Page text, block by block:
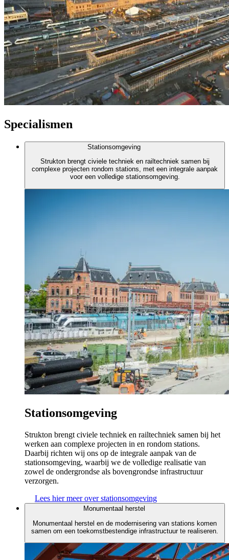
Specialismen
Stationsomgeving
Strukton brengt civiele techniek en railtechniek samen bij
complexe projecten rondom stations, met een integrale aanpak
voor een volledige stationsomgeving.
Stationsomgeving
Strukton brengt civiele techniek en railtechniek samen bij het
werken aan complexe projecten in en rondom stations.
Daarbij richten wij ons op de integrale aanpak van de
stationsomgeving, waarbij we de volledige realisatie van
zowel de ondergrondse als bovengrondse infrastructuur
verzorgen.
Lees hier meer over stationsomgeving
Monumentaal herstel
Monumentaal herstel en de modernisering van stations komen
samen om een toekomstbestendige infrastructuur te realiseren.